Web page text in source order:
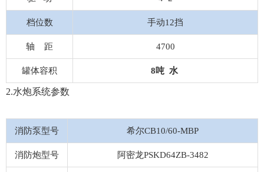
档位数 手动12挡
轴 距 4700
罐体容积 8吨 水
2.水炮系统参数
消防泵型号 希尔CB10/60-MBP
消防炮型号 阿密龙PSKD64ZB-3482